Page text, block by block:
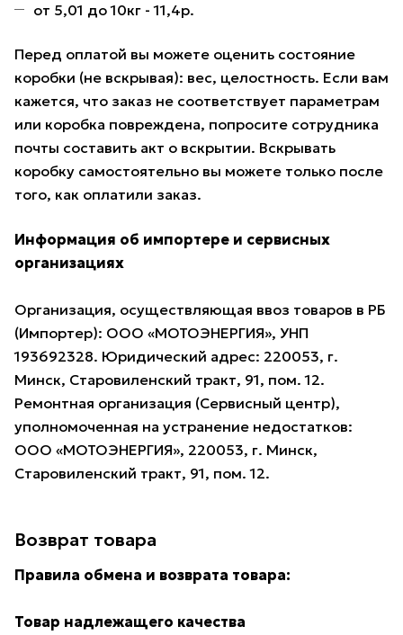
от 5,01 до 10кг - 11,4р.
Перед оплатой вы можете оценить состояние
коробки (не вскрывая): вес, целостность. Если вам
кажется, что заказ не соответствует параметрам
или коробка повреждена, попросите сотрудника
почты составить акт о вскрытии. Вскрывать
коробку самостоятельно вы можете только после
того, как оплатили заказ.
Информация об импортере и сервисных
организациях
Организация, осуществляющая ввоз товаров в РБ
(Импортер): ООО «МОТОЭНЕРГИЯ», УНП
193692328. Юридический адрес: 220053, г.
Минск, Старовиленский тракт, 91, пом. 12.
Ремонтная организация (Сервисный центр),
уполномоченная на устранение недостатков:
ООО «МОТОЭНЕРГИЯ», 220053, г. Минск,
Старовиленский тракт, 91, пом. 12.
Возврат товара
Правила обмена и возврата товара:
Товар надлежащего качества